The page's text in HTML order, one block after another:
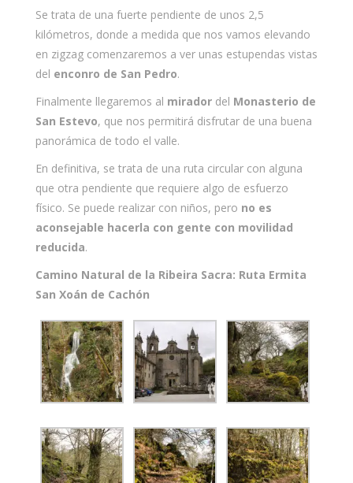
Se trata de una fuerte pendiente de unos 2,5
kilómetros, donde a medida que nos vamos elevando
en zigzag comenzaremos a ver unas estupendas vistas
del enconro de San Pedro.
Finalmente llegaremos al mirador del Monasterio de
San Estevo, que nos permitirá disfrutar de una buena
panorámica de todo el valle.
En definitiva, se trata de una ruta circular con alguna
que otra pendiente que requiere algo de esfuerzo
físico. Se puede realizar con niños, pero no es
aconsejable hacerla con gente con movilidad
reducida.
Camino Natural de la Ribeira Sacra: Ruta Ermita
San Xoán de Cachón